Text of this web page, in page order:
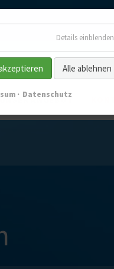
ANGEBOT
Details einblenden
Alle ablehnen
Datenschutz